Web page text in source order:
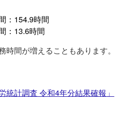
：154.9時間
：13.6時間
時間が増えることもあります。
統計調査 令和4年分結果確報」